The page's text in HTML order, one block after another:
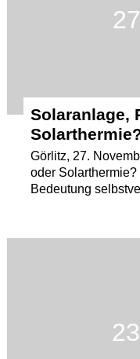
Solaranlage,
Görlitz, 27.
oder
Bedeutung